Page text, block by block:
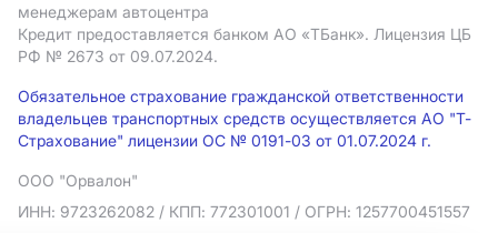
менеджерам автоцентра
Кредит предоставляется банком АO «ТБанк». Лицензия ЦБ
РФ № 2673 от 09.07.2024.
Обязательное страхование гражданской ответственности
владельцев транспортных средств осуществляется АО "Т-
Страхование" лицензии ОС № 0191-03 от 01.07.2024 г.
ООО "Орвалон"
ИНН: 9723262082 / КПП: 772301001 / ОГРН: 1257700451557